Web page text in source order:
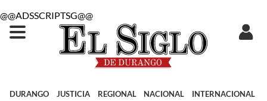
@@ADSSCRIPTSG@@
DURANGO JUSTICIA REGIONAL NACIONAL INTERNACIONAL